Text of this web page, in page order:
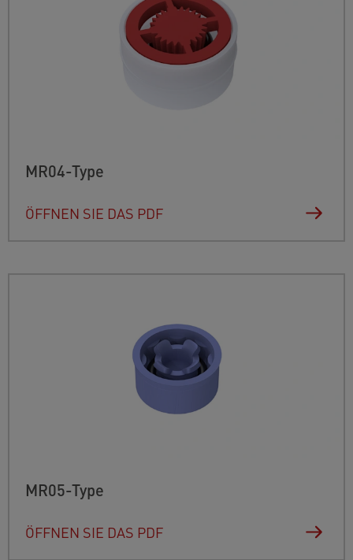
MR04-Type
ÖFFNEN SIE DAS PDF
MR05-Type
ÖFFNEN SIE DAS PDF